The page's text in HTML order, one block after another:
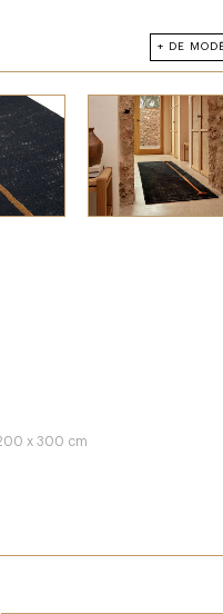
+ DE
x 300 cm